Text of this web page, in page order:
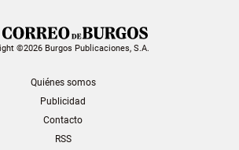
©2026 Burgos Publicaciones, S.A.
Quiénes somos
Publicidad
Contacto
RSS